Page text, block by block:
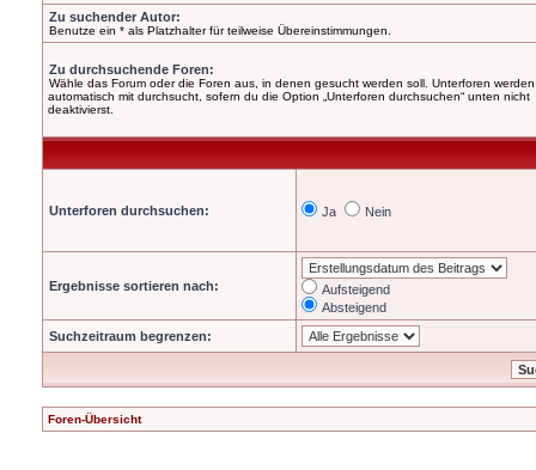
Zu suchender Autor:
Benutze ein * als Platzhalter für teilweise Übereinstimmungen.
Zu durchsuchende Foren:
Wähle das Forum oder die Foren aus, in denen gesucht werden soll. Unterforen werden
automatisch mit durchsucht, sofern du die Option „Unterforen durchsuchen“ unten nicht
deaktivierst.
Unterforen durchsuchen: Ja Nein
Ergebnisse sortieren nach:
Aufsteigend
Absteigend
Suchzeitraum begrenzen:
Foren-Übersicht